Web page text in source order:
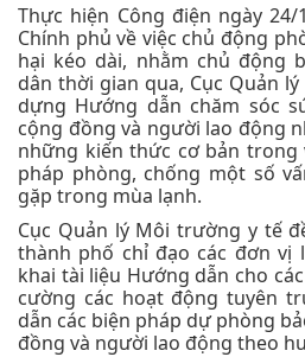
Thực hiện Công điện ngày
Chính phủ về việc chủ động
hại kéo dài, nhằm chủ động
dân thời gian qua, Cục Quản
dựng Hướng dẫn chăm sóc
cộng đồng và người lao động
những kiến thức cơ bản trong
pháp phòng, chống một số
gặp trong mùa lạnh.
Cục Quản lý Môi trường y tế
thành phố chỉ đạo các đơn vị
khai tài liệu Hướng dẫn cho
cường các hoạt động tuyên
dẫn các biện pháp dự phòng
đồng và người lao động theo